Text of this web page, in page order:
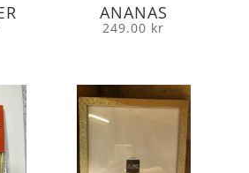
ANANAS
249.00 kr